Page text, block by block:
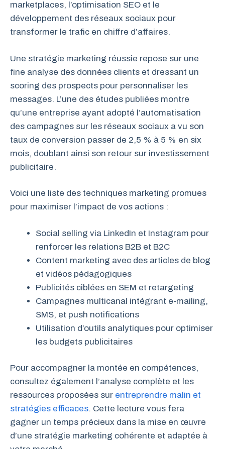
marketplaces, l’optimisation SEO et le
développement des réseaux sociaux pour
transformer le trafic en chiffre d’affaires.
Une stratégie marketing réussie repose sur une
fine analyse des données clients et dressant un
scoring des prospects pour personnaliser les
messages. L’une des études publiées montre
qu’une entreprise ayant adopté l’automatisation
des campagnes sur les réseaux sociaux a vu son
taux de conversion passer de 2,5 % à 5 % en six
mois, doublant ainsi son retour sur investissement
publicitaire.
Voici une liste des techniques marketing promues
pour maximiser l’impact de vos actions :
Social selling via LinkedIn et Instagram pour
renforcer les relations B2B et B2C
Content marketing avec des articles de blog
et vidéos pédagogiques
Publicités ciblées en SEM et retargeting
Campagnes multicanal intégrant e-mailing,
SMS, et push notifications
Utilisation d’outils analytiques pour optimiser
les budgets publicitaires
Pour accompagner la montée en compétences,
consultez également l’analyse complète et les
ressources proposées sur entreprendre malin et
stratégies efficaces. Cette lecture vous fera
gagner un temps précieux dans la mise en œuvre
d’une stratégie marketing cohérente et adaptée à